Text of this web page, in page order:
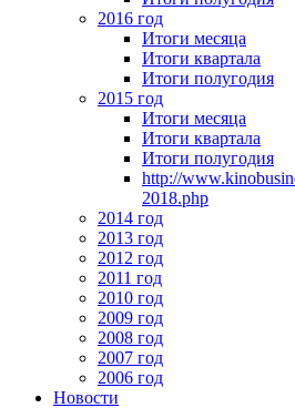
2016 год
Итоги месяца
Итоги квартала
Итоги полугодия
2015 год
Итоги месяца
Итоги квартала
Итоги полугодия
http://
2018.php
2014 год
2013 год
2012 год
2011 год
2010 год
2009 год
2008 год
2007 год
2006 год
Новости